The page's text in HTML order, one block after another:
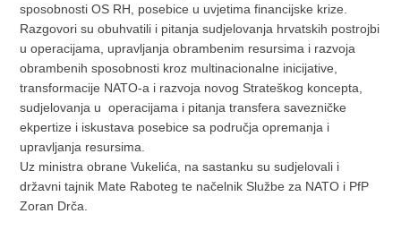
sposobnosti OS RH, posebice u uvjetima financijske krize.
Razgovori su obuhvatili i pitanja sudjelovanja hrvatskih postrojbi
u operacijama, upravljanja obrambenim resursima i razvoja
obrambenih sposobnosti kroz multinacionalne inicijative,
transformacije NATO-a i razvoja novog Strateškog koncepta,
sudjelovanja u operacijama i pitanja transfera savezničke
ekpertize i iskustava posebice sa područja opremanja i
upravljanja resursima.
Uz ministra obrane Vukelića, na sastanku su sudjelovali i
državni tajnik Mate Raboteg te načelnik Službe za NATO i PfP
Zoran Drča.